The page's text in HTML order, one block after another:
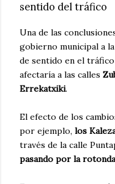
sentido del tráfico
Una de las
gobierno municipal a
de sentido en el
afectaría a las calles
Errekatxiki.
El efecto de los
por ejemplo, los
través de la calle
pasando por la